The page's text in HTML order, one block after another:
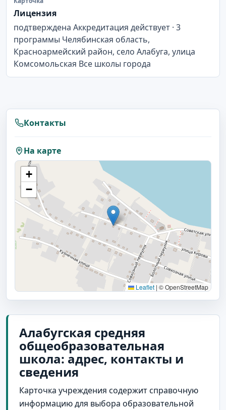
Лицензия
подтверждена Аккредитация действует · 3
программы Челябинская область,
Красноармейский район, село Алабуга, улица
Комсомольская Все школы города
Контакты
На карте
+
−
Leaflet | © OpenStreetMap
Алабугская средняя
общеобразовательная
школа: адрес, контакты и
сведения
Карточка учреждения содержит справочную
информацию для выбора образовательной